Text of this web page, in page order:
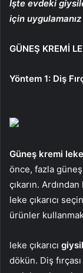
İşte evdeki
için
GÜNEŞ KREMİ
Yöntem 1: Diş
Güneş kremi
önce, fazla
çıkarın.
leke çıkarıcı
ürünler
leke çıkarıcı
dökün. Diş